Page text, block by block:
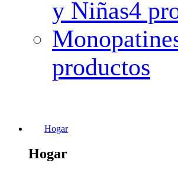
y Niñas4
productos
Hogar
Hogar